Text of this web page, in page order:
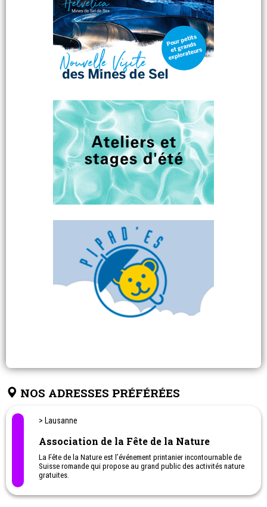
NOS ADRESSES PRÉFÉRÉES
> Lausanne
Association de la Fête de la Nature
La Fête de la Nature est l’événement printanier incontournable de
Suisse romande qui propose au grand public des activités nature
gratuites.